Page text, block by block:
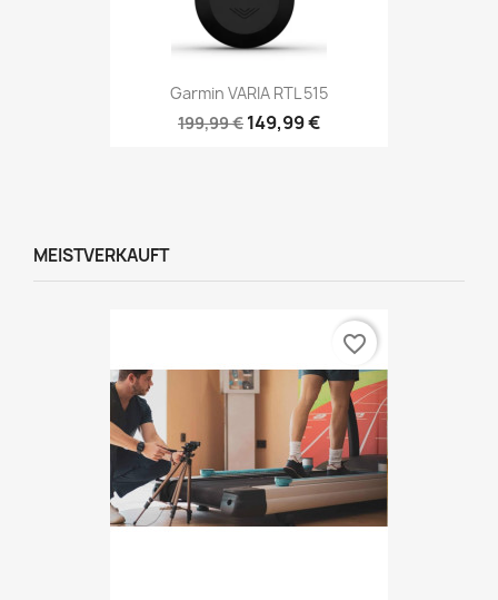
Garmin VARIA RTL 515
199,99 € 149,99 €
MEISTVERKAUFT
favorite_border